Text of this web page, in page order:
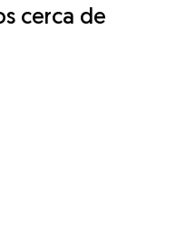
cerca de